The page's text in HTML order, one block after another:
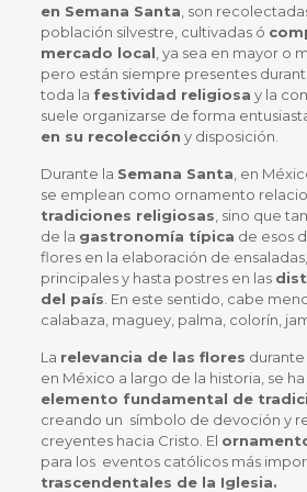
en Semana Santa , son
población silvestre, cultivadas ó
mercado local , ya sea en mayor o
pero están siempre presentes
toda la festividad religiosa y la
suele organizarse de forma
en su recolección y disposición.
Durante la Semana Santa , en
se emplean como ornamento
tradiciones religiosas , sino que
de la gastronomía típica de esos
flores en la elaboración de
principales y hasta postres en las
del país . En este sentido, cabe
calabaza, maguey, palma, colorín,
La relevancia de las flores durante
en México a largo de la historia, se
elemento fundamental de
creando un símbolo de devoción y
creyentes hacia Cristo. El
para los eventos católicos más
trascendentales de la Iglesia.